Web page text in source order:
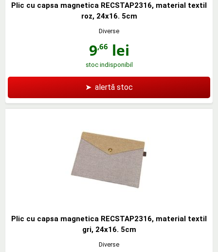
Plic cu capsa magnetica RECSTAP2316, material textil
roz, 24x16. 5cm
Diverse
9,66 lei
stoc indisponibil
➤ alertă stoc
Plic cu capsa magnetica RECSTAP2316, material textil
gri, 24x16. 5cm
Diverse